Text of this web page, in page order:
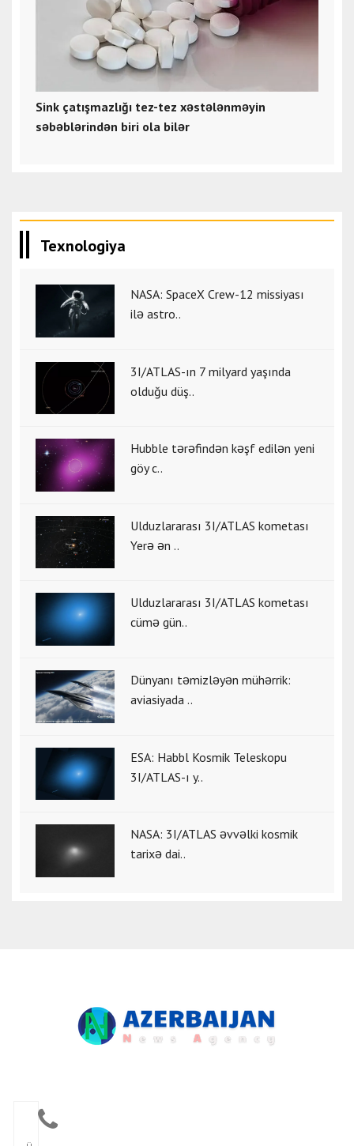
Sink çatışmazlığı tez-tez xəstələnməyin
səbəblərindən biri ola bilər
Texnologiya
NASA: SpaceX Crew-12 missiyası
ilə astro..
3I/ATLAS-ın 7 milyard yaşında
olduğu düş..
Hubble tərəfindən kəşf edilən yeni
göy c..
Ulduzlararası 3I/ATLAS kometası
Yerə ən ..
Ulduzlararası 3I/ATLAS kometası
cümə gün..
Dünyanı təmizləyən mühərrik:
aviasiyada ..
ESA: Habbl Kosmik Teleskopu
3I/ATLAS-ı y..
NASA: 3I/ATLAS əvvəlki kosmik
tarixə dai..